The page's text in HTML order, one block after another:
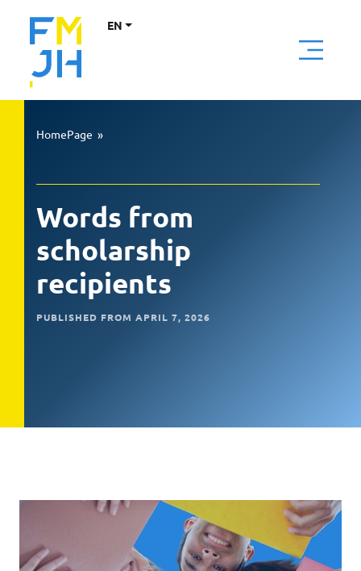
EN
HomePage »
Words from
scholarship
recipients
PUBLISHED FROM APRIL 7, 2026